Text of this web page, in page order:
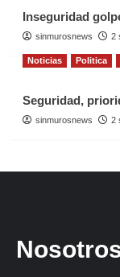
Inseguridad
sinmurosnews 2
Noticias Politica
Seguridad,
sinmurosnews 2